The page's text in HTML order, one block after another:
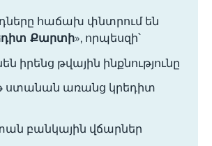
հաճախ փնտրում են
Քարտի», որպեսզի՝
իրենց թվային ինքնությունը
ստանան առանց կրեդիտ
բանկային վճարներ